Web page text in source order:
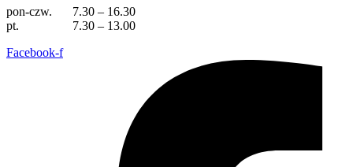
pon-czw.
7.30 – 16.30
pt.
7.30 – 13.00
Facebook-f